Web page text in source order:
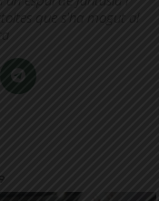
que s'ha mogut al